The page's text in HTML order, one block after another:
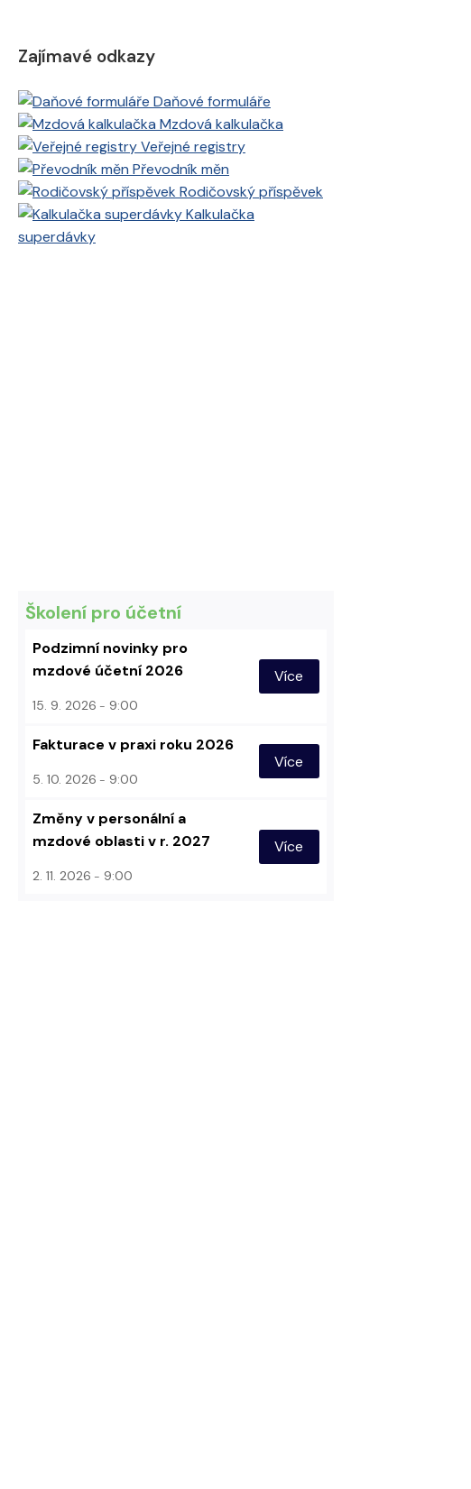
Zajímavé odkazy
Daňové formuláře
Mzdová kalkulačka
Veřejné registry
Převodník měn
Rodičovský příspěvek
Kalkulačka
superdávky
Školení pro účetní
Podzimní novinky pro
mzdové účetní 2026
15. 9. 2026 9:00
Více
Fakturace v praxi roku 2026
5. 10. 2026 9:00
Více
Změny v personální a
mzdové oblasti v r. 2027
2. 11. 2026 9:00
Více